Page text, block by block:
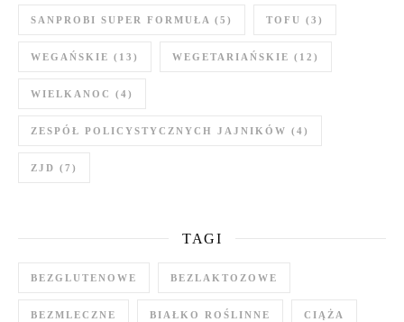
SANPROBI SUPER FORMUŁA (5) TOFU (3)
WEGAŃSKIE (13) WEGETARIAŃSKIE (12)
WIELKANOC (4)
ZESPÓŁ POLICYSTYCZNYCH JAJNIKÓW (4)
ZJD (7)
TAGI
BEZGLUTENOWE BEZLAKTOZOWE
BEZMLECZNE BIAŁKO ROŚLINNE CIĄŻA